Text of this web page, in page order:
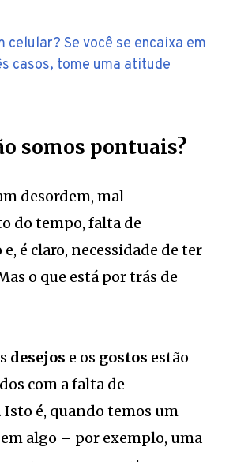
celular? Se você se encaixa em
casos, tome uma atitude
somos pontuais?
desordem, mal
do tempo, falta de
é claro, necessidade de ter
o que está por trás de
desejos e os gostos estão
com a falta de
é, quando temos um
algo – por exemplo, uma